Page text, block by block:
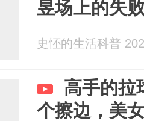
昱场上的失
史怌的生活科普
高手的拉
个擦边，美